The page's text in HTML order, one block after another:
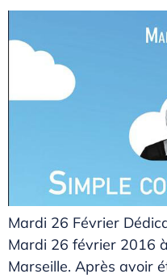
Mardi 26 Février
Mardi 26 février 2016
Marseille. Après avoir